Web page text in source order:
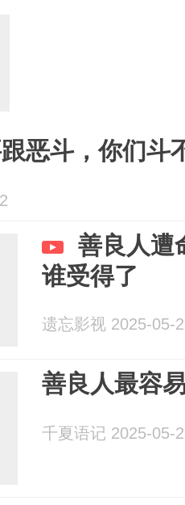
恶斗，你们斗
善良人遭
谁受得了
遗忘影视 2025-05-
善良人最容
千夏语记 2025-05-